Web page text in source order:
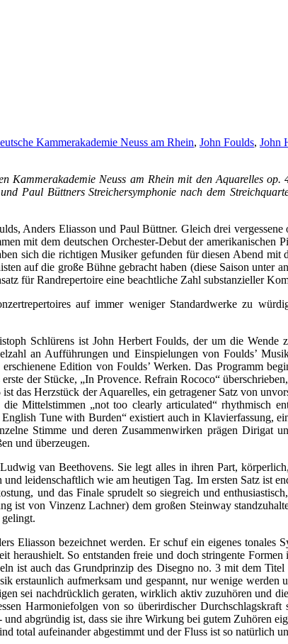
Kammerakademie Neuss am Rhein, John Foulds, John
Kammerakademie Neuss am Rhein mit den Aquarelles
Paul Büttners Streichersymphonie nach dem
Anders Eliasson und Paul Büttner. Gleich drei
mit dem deutschen Orchester-Debut der
sich die richtigen Musiker gefunden für diesen Abend mit
auf die große Bühne gebracht haben (diese Saison unter
für Randrepertoire eine beachtliche Zahl substanzieller
auf immer weniger Standardwerke zu
Schlürens ist John Herbert Foulds, der um die
an Aufführungen und Einspielungen von Foulds’
Edition von Foulds’ Werken. Das Programm
der Stücke, „In Provence. Refrain Rococo“
das Herzstück der Aquarelles, ein getragener Satz von
Mittelstimmen „not too clearly articulated“ rhythmisch
Tune with Burden“ existiert auch in Klavierfassung,
Stimme und deren Zusammenwirken prägen
und überzeugen.
van Beethovens. Sie legt alles in ihren Part,
leidenschaftlich wie am heutigen Tag. Im ersten Satz ist
und das Finale sprudelt so siegreich und
ist von Vinzenz Lachner) dem großen Steinway
Eliasson bezeichnet werden. Er schuf ein eigenes tonales
heraushielt. So entstanden freie und doch stringente
ist auch das Grundprinzip des Disegno no. 3 mit dem
aufmerksam und gespannt, nur wenige werden
sei nachdrücklich geraten, wirklich aktiv zuzuhören und
Harmoniefolgen von so überirdischer
abgründig ist, dass sie ihre Wirkung bei gutem Zuhören
total aufeinander abgestimmt und der Fluss ist so natürlich